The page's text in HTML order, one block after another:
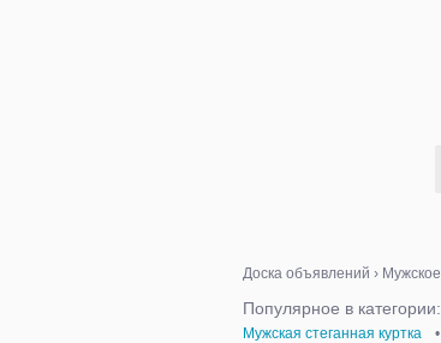
Доска объявлений › Мужское
Популярное в категории:
Мужская стеганная куртка
•